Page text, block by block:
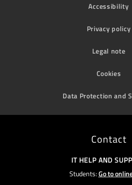
Accessibility
Privacy policy
Legal note
Cookies
Data Protection and
Contact
IT HELP AND
Students:Go to